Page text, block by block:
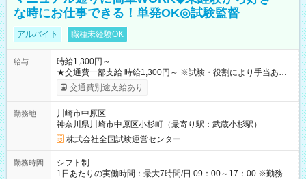
な時にお仕事できる！単発OK◎試験監督
アルバイト 職種未経験OK
給与
時給1,300円～
★交通費一部支給 時給1,300円～ ※試験・役割により手当あり
※勤務回数により昇給あり 【即給（前払い）オプションあ
り！】 希望される場合、勤務から1週間ほどで給与の一部を受け
例】 ・河合塾模擬試験 8:30～17:30（休憩1時間） 時給1,300円
×8時間＝日収10,400円＋交通費 ※当日の役割により時給＋100
円の場合あり ・国家試験 7:00～13:30（休憩なし） 時給1,300
円（役割手当＋100円）×6時間＝日収8,400円＋交通費 【試用期
間】試用期間なし
交通費別途支給あり
勤務地
川崎市中原区
神奈川県川崎市中原区小杉町（最寄り駅：武蔵小杉駅）
株式会社全国試験運営センター
勤務時間
シフト制
1日あたりの実働時間：最大7時間/日 09：00～17：00 ※勤務時